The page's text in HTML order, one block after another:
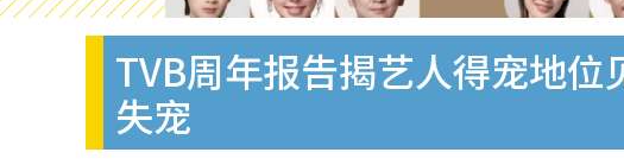
TVB周年报告揭艺人得宠地
失宠